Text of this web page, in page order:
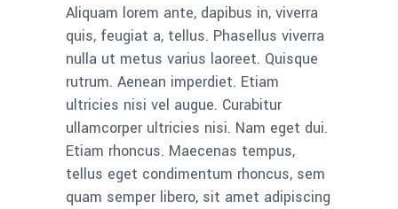
Aliquam lorem ante, dapibus in, viverra
quis, feugiat a, tellus. Phasellus viverra
nulla ut metus varius laoreet. Quisque
rutrum. Aenean imperdiet. Etiam
ultricies nisi vel augue. Curabitur
ullamcorper ultricies nisi. Nam eget dui.
Etiam rhoncus. Maecenas tempus,
tellus eget condimentum rhoncus, sem
quam semper libero, sit amet adipiscing